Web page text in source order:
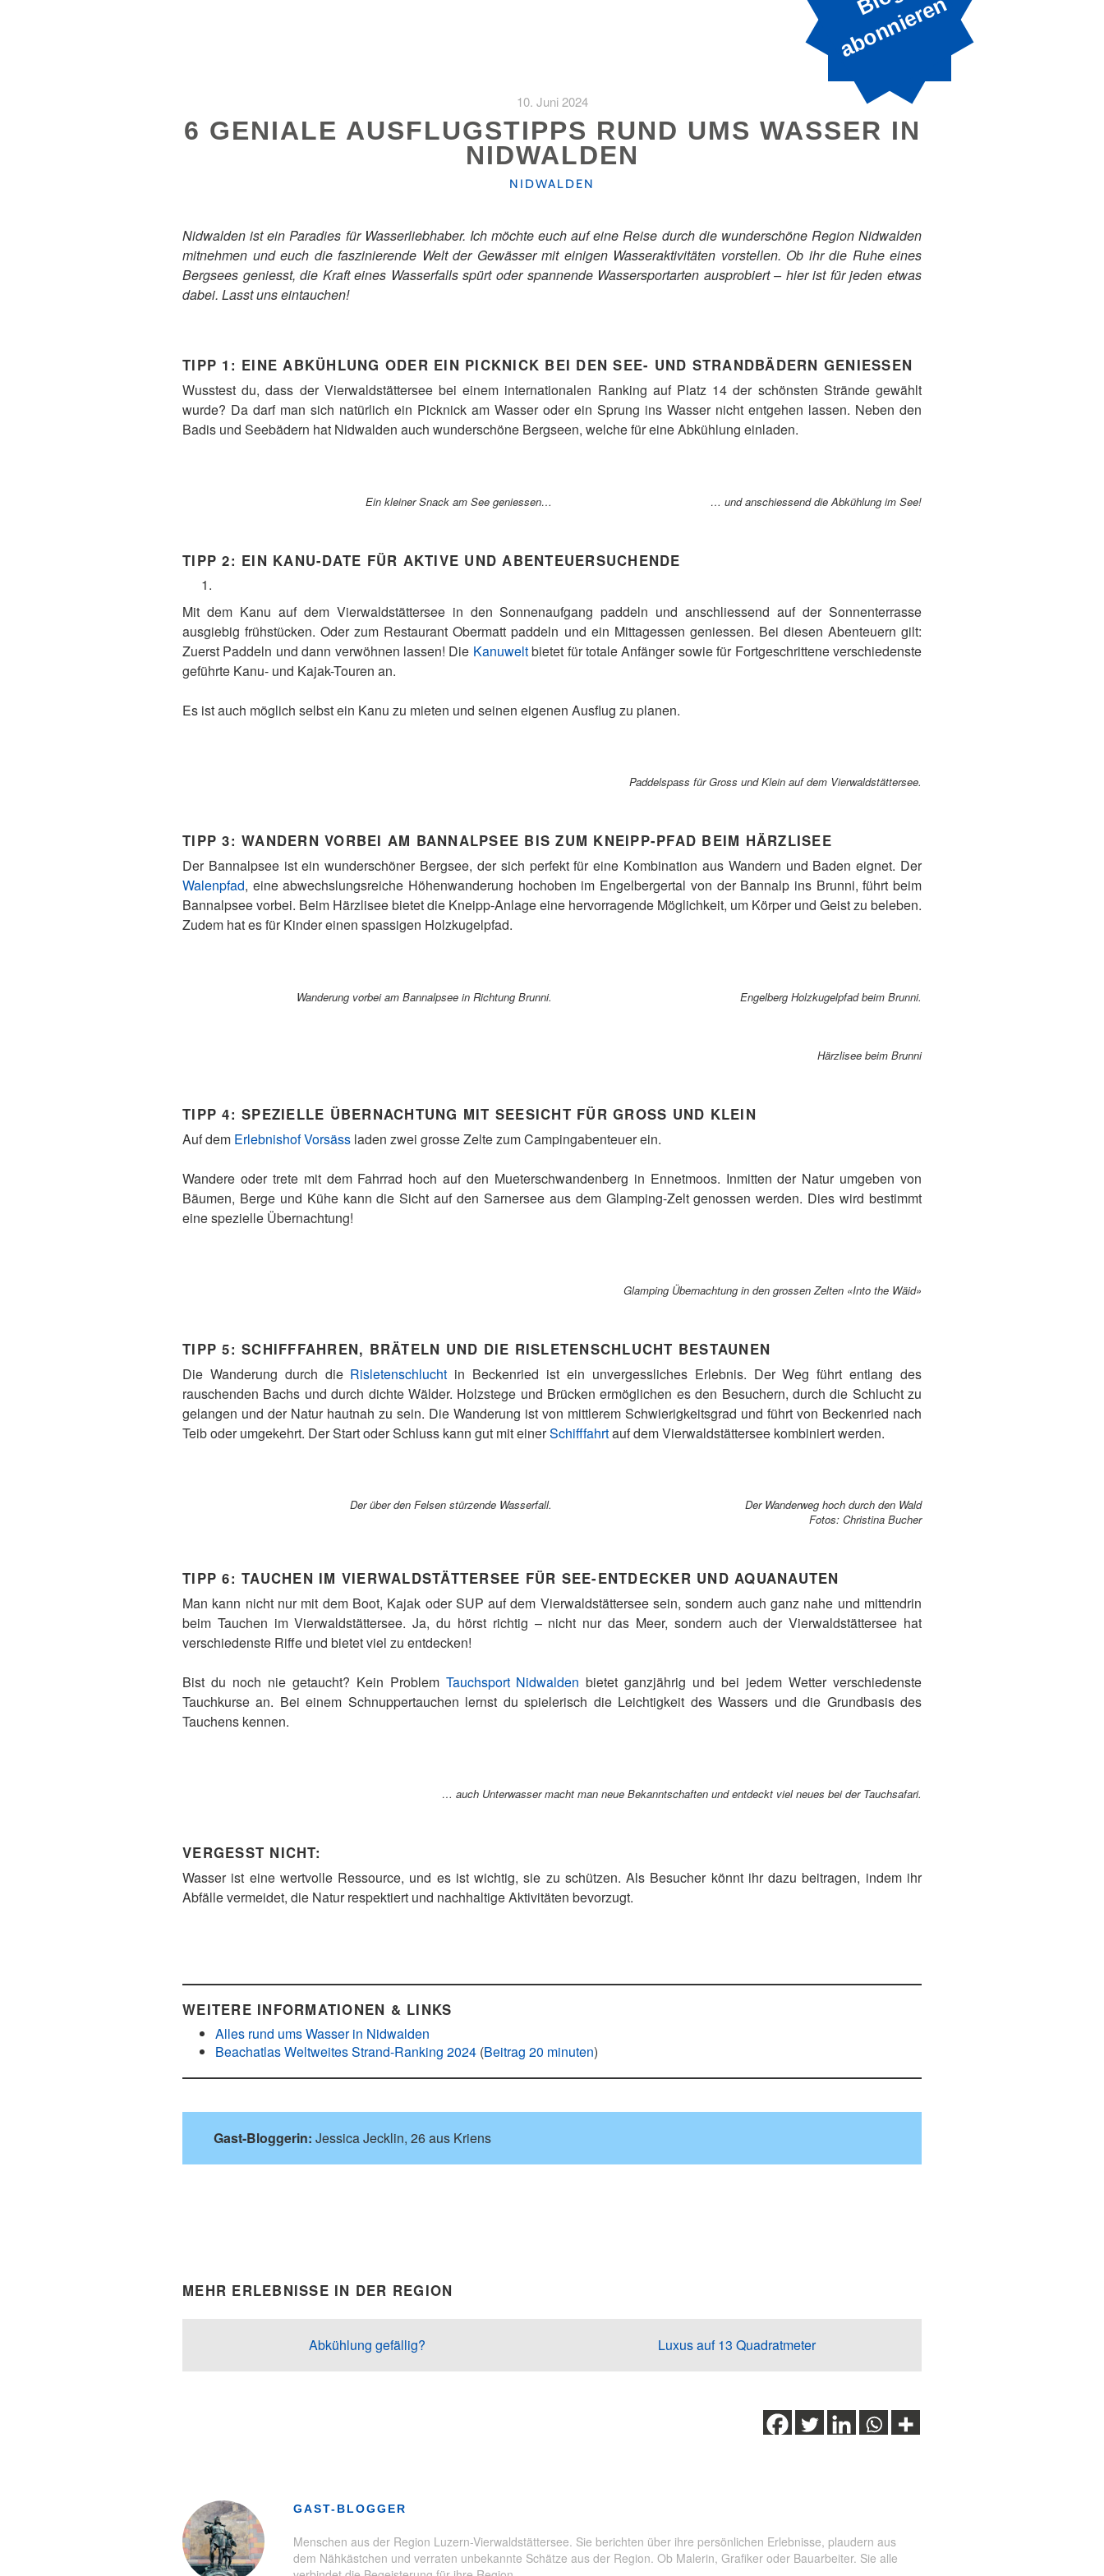
B
n
10. Juni 2024
6 GENIALE AUSFLUGSTIPPS RUND UMS WASSER IN
NIDWALDEN
KATEGORIEN
NIDWALDEN
Nidwalden ist ein Paradies für Wasserliebhaber. Ich möchte euch auf eine Reise durch die wunderschöne Region Nidwalden
mitnehmen und euch die faszinierende Welt der Gewässer mit einigen Wasseraktivitäten vorstellen. Ob ihr die Ruhe eines
Bergsees geniesst, die Kraft eines Wasserfalls spürt oder spannende Wassersportarten ausprobiert – hier ist für jeden etwas
dabei. Lasst uns eintauchen!
TIPP 1: EINE ABKÜHLUNG ODER EIN PICKNICK BEI DEN SEE- UND STRANDBÄDERN GENIESSEN
Wusstest du, dass der Vierwaldstättersee bei einem internationalen Ranking auf Platz 14 der schönsten Strände gewählt
wurde? Da darf man sich natürlich ein Picknick am Wasser oder ein Sprung ins Wasser nicht entgehen lassen. Neben den
Badis und Seebädern hat Nidwalden auch wunderschöne Bergseen, welche für eine Abkühlung einladen.
Ein kleiner Snack am See geniessen… … und anschiessend die Abkühlung im See!
TIPP 2: EIN KANU-DATE FÜR AKTIVE UND ABENTEUERSUCHENDE
Mit dem Kanu auf dem Vierwaldstättersee in den Sonnenaufgang paddeln und anschliessend auf der Sonnenterrasse
ausgiebig frühstücken. Oder zum Restaurant Obermatt paddeln und ein Mittagessen geniessen. Bei diesen Abenteuern gilt:
Zuerst Paddeln und dann verwöhnen lassen! Die Kanuweltbietet für totale Anfänger sowie für Fortgeschrittene verschiedenste
geführte Kanu- und Kajak-Touren an.
Es ist auch möglich selbst ein Kanu zu mieten und seinen eigenen Ausflug zu planen.
Paddelspass für Gross und Klein auf dem Vierwaldstättersee.
TIPP 3: WANDERN VORBEI AM BANNALPSEE BIS ZUM KNEIPP-PFAD BEIM HÄRZLISEE
Der Bannalpsee ist ein wunderschöner Bergsee, der sich perfekt für eine Kombination aus Wandern und Baden eignet. Der
Walenpfad, eine abwechslungsreiche Höhenwanderung hochoben im Engelbergertal von der Bannalp ins Brunni, führt beim
Bannalpsee vorbei. Beim Härzlisee bietet die Kneipp-Anlage eine hervorragende Möglichkeit, um Körper und Geist zu beleben.
Zudem hat es für Kinder einen spassigen Holzkugelpfad.
Wanderung vorbei am Bannalpsee in Richtung Brunni. Engelberg Holzkugelpfad beim Brunni.
Härzlisee beim Brunni
TIPP 4: SPEZIELLE ÜBERNACHTUNG MIT SEESICHT FÜR GROSS UND KLEIN
Auf dem Erlebnishof Vorsäss laden zwei grosse Zelte zum Campingabenteuer ein.
Wandere oder trete mit dem Fahrrad hoch auf den Mueterschwandenberg in Ennetmoos. Inmitten der Natur umgeben von
Bäumen, Berge und Kühe kann die Sicht auf den Sarnersee aus dem Glamping-Zelt genossen werden. Dies wird bestimmt
eine spezielle Übernachtung!
Glamping Übernachtung in den grossen Zelten «Into the Wäid»
TIPP 5: SCHIFFFAHREN, BRÄTELN UND DIE RISLETENSCHLUCHT BESTAUNEN
Die Wanderung durch die Risletenschlucht in Beckenried ist ein unvergessliches Erlebnis. Der Weg führt entlang des
rauschenden Bachs und durch dichte Wälder. Holzstege und Brücken ermöglichen es den Besuchern, durch die Schlucht zu
gelangen und der Natur hautnah zu sein. Die Wanderung ist von mittlerem Schwierigkeitsgrad und führt von Beckenried nach
Teib oder umgekehrt. Der Start oder Schluss kann gut mit einerSchifffahrtauf dem Vierwaldstättersee kombiniert werden.
Der über den Felsen stürzende Wasserfall.
Der Wanderweg hoch durch den Wald
Fotos: Christina Bucher
TIPP 6: TAUCHEN IM VIERWALDSTÄTTERSEE FÜR SEE-ENTDECKER UND AQUANAUTEN
Man kann nicht nur mit dem Boot, Kajak oder SUP auf dem Vierwaldstättersee sein, sondern auch ganz nahe und mittendrin
beim Tauchen im Vierwaldstättersee. Ja, du hörst richtig – nicht nur das Meer, sondern auch der Vierwaldstättersee hat
verschiedenste Riffe und bietet viel zu entdecken!
Bist du noch nie getaucht? Kein Problem Tauchsport Nidwalden bietet ganzjährig und bei jedem Wetter verschiedenste
Tauchkurse an. Bei einem Schnuppertauchen lernst du spielerisch die Leichtigkeit des Wassers und die Grundbasis des
Tauchens kennen.
… auch Unterwasser macht man neue Bekanntschaften und entdeckt viel neues bei der Tauchsafari.
VERGESST NICHT:
Wasser ist eine wertvolle Ressource, und es ist wichtig, sie zu schützen. Als Besucher könnt ihr dazu beitragen, indem ihr
Abfälle vermeidet, die Natur respektiert und nachhaltige Aktivitäten bevorzugt.
WEITERE INFORMATIONEN & LINKS
Alles rund ums Wasser in Nidwalden
Beachatlas Weltweites Strand-Ranking 2024 (Beitrag 20 minuten)
Gast-Bloggerin: Jessica Jecklin, 26 aus Kriens
MEHR ERLEBNISSE IN DER REGION
Abkühlung gefällig? Luxus auf 13 Quadratmeter
GAST-BLOGGER
Menschen aus der Region Luzern-Vierwaldstättersee. Sie berichten über ihre persönlichen Erlebnisse, plaudern aus
dem Nähkästchen und verraten unbekannte Schätze aus der Region. Ob Malerin, Grafiker oder Bauarbeiter. Sie alle